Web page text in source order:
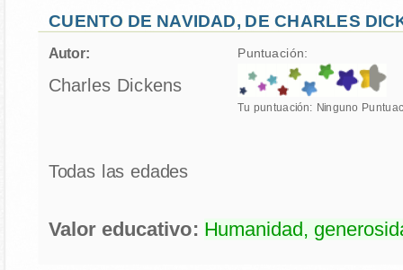
CUENTO DE NAVIDAD, DE CHARLES
Autor:
Charles Dickens
Todas las edades
Puntuación:
Tu puntuación: Ninguno
Valor educativo: Humanidad,